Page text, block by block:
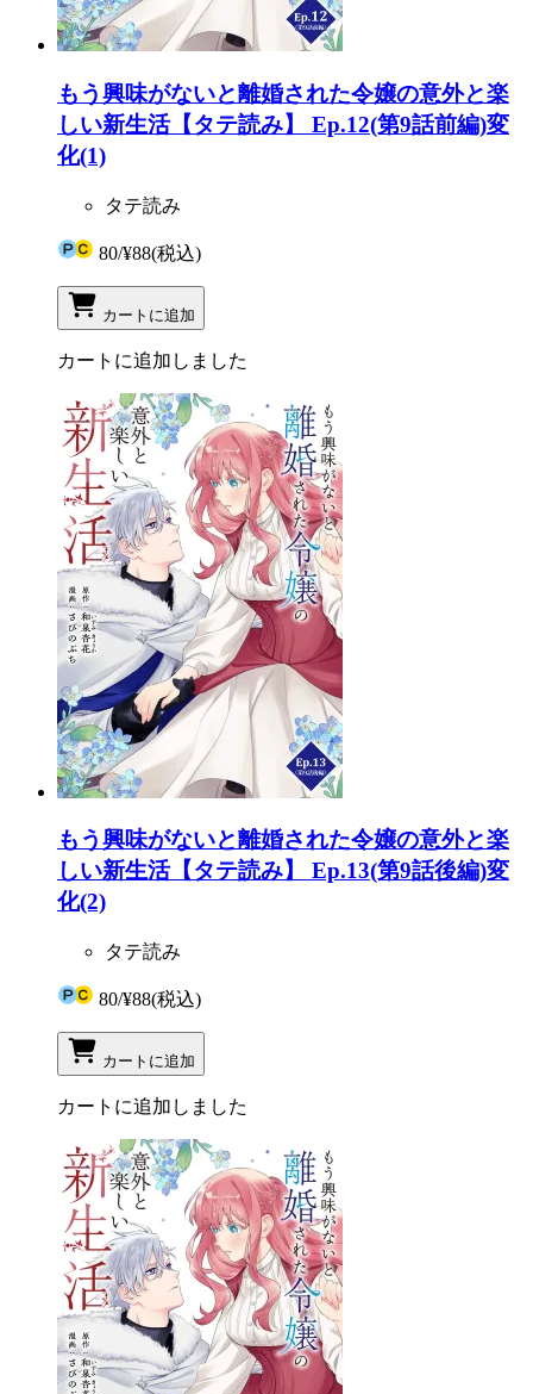
もう興味がないと離婚された令嬢の意外と楽
しい新生活【タテ読み】 Ep.12(第9話前編)変
化(1)
タテ読み
80/¥88(税込)
カートに追加
カートに追加しました
もう興味がないと離婚された令嬢の意外と楽
しい新生活【タテ読み】 Ep.13(第9話後編)変
化(2)
タテ読み
80/¥88(税込)
カートに追加
カートに追加しました